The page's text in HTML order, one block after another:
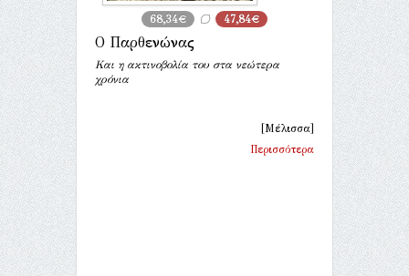
68,34€ 47,84€
Ο Παρθενώνας
Και η ακτινοβολία του στα νεώτερα
χρόνια
[Μέλισσα]
Περισσότερα